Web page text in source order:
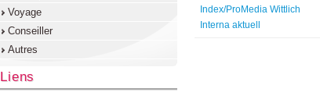
Index/ProMedia Wittlich
Interna aktuell
Voyage
Conseiller
Autres
Liens